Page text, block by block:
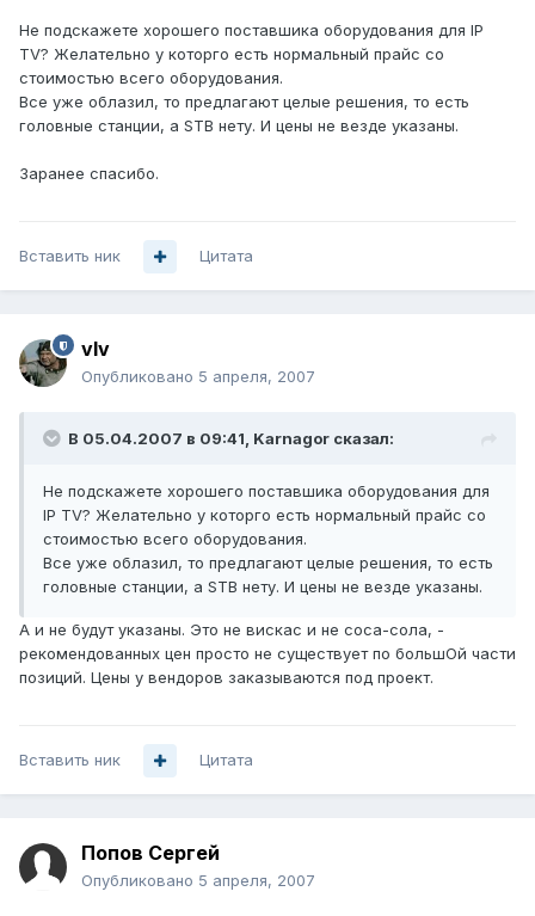
Не подскажете хорошего поставшика оборудования для IP
TV? Желательно у которго есть нормальный прайс со
стоимостью всего оборудования.
Все уже облазил, то предлагают целые решения, то есть
головные станции, а STB нету. И цены не везде указаны.
Заранее спасибо.
Вставить ник Цитата
vIv
Опубликовано 5 апреля, 2007
В 05.04.2007 в 09:41, Karnagor сказал:
Не подскажете хорошего поставшика оборудования для
IP TV? Желательно у которго есть нормальный прайс со
стоимостью всего оборудования.
Все уже облазил, то предлагают целые решения, то есть
головные станции, а STB нету. И цены не везде указаны.
А и не будут указаны. Это не вискас и не соса-сола, -
рекомендованных цен просто не существует по большОй части
позиций. Цены у вендоров заказываются под проект.
Вставить ник Цитата
Попов Сергей
Опубликовано 5 апреля, 2007